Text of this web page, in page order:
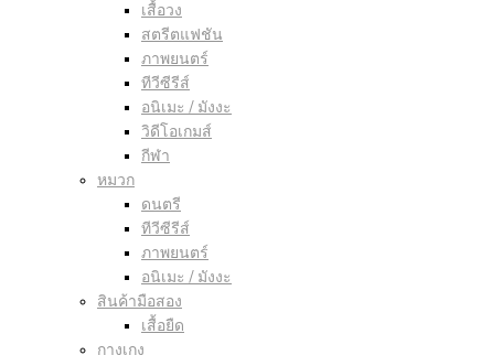
เสื้อวง
สตรีตแฟชัน
ภาพยนตร์
ทีวีซีรีส์
อนิเมะ / มังงะ
วิดีโอเกมส์
กีฬา
หมวก
ดนตรี
ทีวีซีรีส์
ภาพยนตร์
อนิเมะ / มังงะ
สินค้ามือสอง
เสื้อยืด
กางเกง